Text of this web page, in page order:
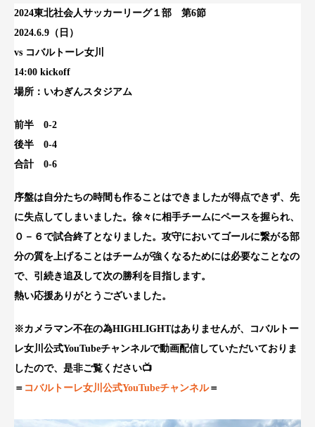
2024東北社会人サッカーリーグ１部 第6節
2024.6.9（日）
vs コバルトーレ女川
14:00 kickoff
場所：いわぎんスタジアム
前半 0-2
後半 0-4
合計 0-6
序盤は自分たちの時間も作ることはできましたが得点できず、先
に失点してしまいました。徐々に相手チームにペースを握られ、
０－６で試合終了となりました。攻守においてゴールに繋がる部
分の質を上げることはチームが強くなるためには必要なことなの
で、引続き追及して次の勝利を目指します。
熱い応援ありがとうございました。
※カメラマン不在の為HIGHLIGHTはありませんが、コバルトー
レ女川公式YouTubeチャンネルで動画配信していただいておりま
したので、是非ご覧ください📺
＝ コバルトーレ女川公式YouTubeチャンネル＝